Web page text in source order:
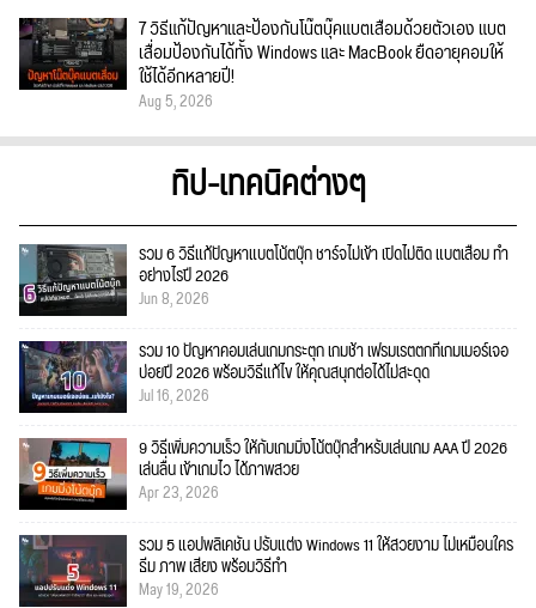
7 วิธีแก้ปัญหาและป้องกันโน๊ตบุ๊คแบตเสื่อมด้วยตัวเอง แบต
เสื่อมป้องกันได้ทั้ง Windows และ MacBook ยืดอายุคอมให้
ใช้ได้อีกหลายปี!
Aug 5, 2026
ทิป-เทคนิคต่างๆ
รวม 6 วิธีแก้ปัญหาแบตโน้ตบุ๊ก ชาร์จไม่เข้า เปิดไม่ติด แบตเสื่อม ทำ
อย่างไรปี 2026
Jun 8, 2026
รวม 10 ปัญหาคอมเล่นเกมกระตุก เกมช้า เฟรมเรตตกที่เกมเมอร์เจอ
บ่อยปี 2026 พร้อมวิธีแก้ไข ให้คุณสนุกต่อได้ไม่สะดุด
Jul 16, 2026
9 วิธีเพิ่มความเร็ว ให้กับเกมมิ่งโน้ตบุ๊กสำหรับเล่นเกม AAA ปี 2026
เล่นลื่น เข้าเกมไว ได้ภาพสวย
Apr 23, 2026
รวม 5 แอปพลิเคชัน ปรับแต่ง Windows 11 ให้สวยงาม ไม่เหมือนใคร
ธีม ภาพ เสียง พร้อมวิธีทำ
May 19, 2026